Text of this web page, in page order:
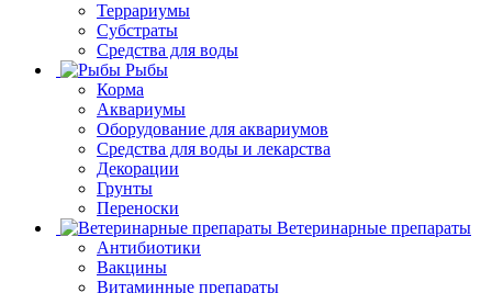
Террариумы
Субстраты
Средства для воды
Рыбы
Корма
Аквариумы
Оборудование для аквариумов
Средства для воды и лекарства
Декорации
Грунты
Переноски
Ветеринарные препараты
Антибиотики
Вакцины
Витаминные препараты